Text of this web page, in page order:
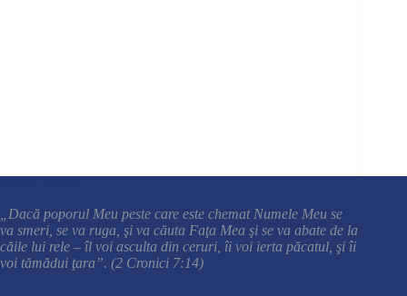
„Dacă poporul Meu peste care este chemat Numele Meu se
va smeri, se va ruga, şi va căuta Faţa Mea şi se va abate de la
căile lui rele – îl voi asculta din ceruri, îi voi ierta păcatul, şi îi
voi tămădui ţara”. (2 Cronici 7:14)